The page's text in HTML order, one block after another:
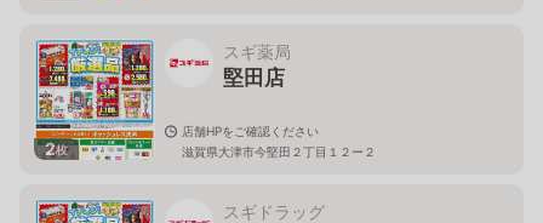
2枚
スギ薬局
堅田店
店舗HPをご確認ください
滋賀県大津市今堅田２丁目１２ー２
スギドラッグ